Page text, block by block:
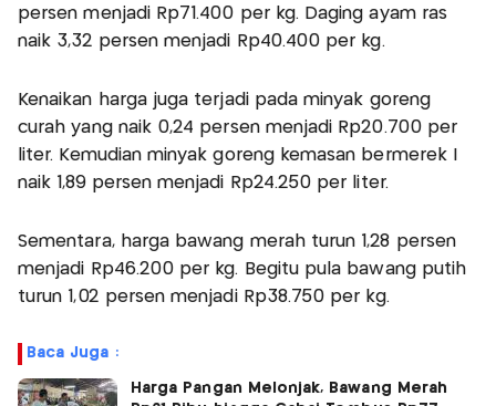
persen menjadi Rp71.400 per kg. Daging ayam ras
naik 3,32 persen menjadi Rp40.400 per kg.
Kenaikan harga juga terjadi pada minyak goreng
curah yang naik 0,24 persen menjadi Rp20.700 per
liter. Kemudian minyak goreng kemasan bermerek I
naik 1,89 persen menjadi Rp24.250 per liter.
Sementara, harga bawang merah turun 1,28 persen
menjadi Rp46.200 per kg. Begitu pula bawang putih
turun 1,02 persen menjadi Rp38.750 per kg.
Baca Juga :
Harga Pangan Melonjak, Bawang Merah